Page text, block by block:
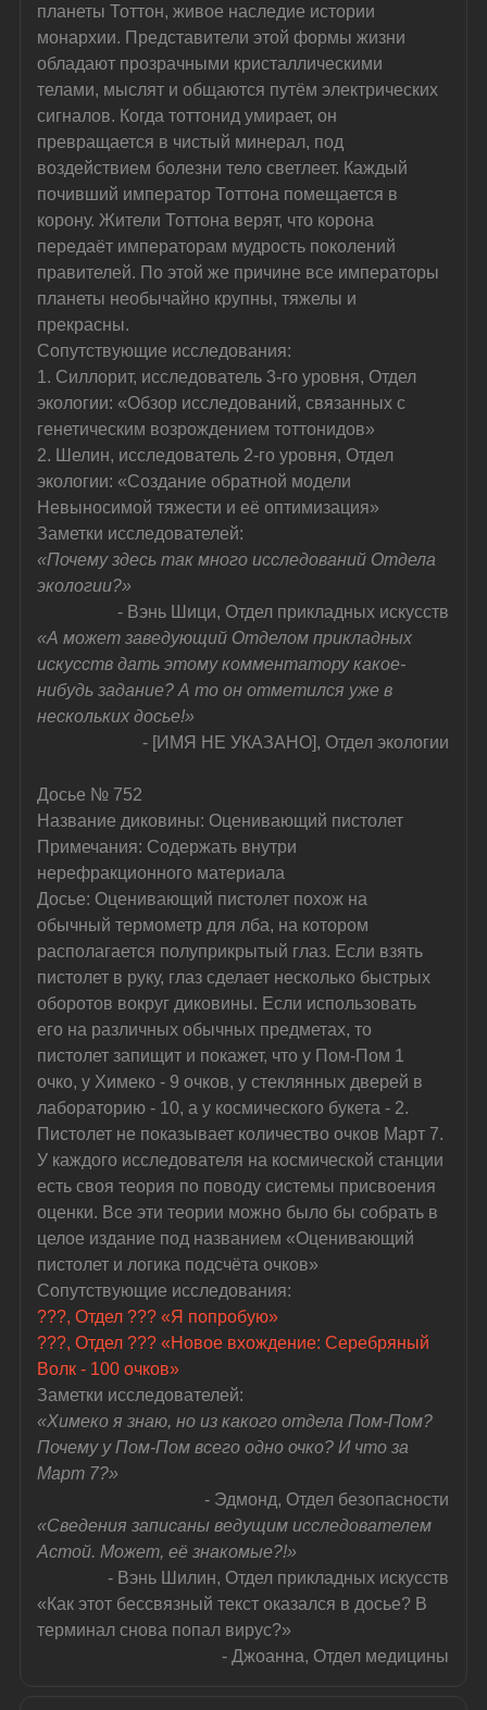
планеты Тоттон, живое наследие истории
монархии. Представители этой формы жизни
обладают прозрачными кристаллическими
телами, мыслят и общаются путём электрических
сигналов. Когда тоттонид умирает, он
превращается в чистый минерал, под
воздействием болезни тело светлеет. Каждый
почивший император Тоттона помещается в
корону. Жители Тоттона верят, что корона
передаёт императорам мудрость поколений
правителей. По этой же причине все императоры
планеты необычайно крупны, тяжелы и
прекрасны.
Сопутствующие исследования:
1. Силлорит, исследователь 3-го уровня, Отдел
экологии: «Обзор исследований, связанных с
генетическим возрождением тоттонидов»
2. Шелин, исследователь 2-го уровня, Отдел
экологии: «Создание обратной модели
Невыносимой тяжести и её оптимизация»
Заметки исследователей:
«Почему здесь так много исследований Отдела
экологии?»
- Вэнь Шици, Отдел прикладных искусств
«А может заведующий Отделом прикладных
искусств дать этому комментатору какое-
нибудь задание? А то он отметился уже в
нескольких досье!»
- [ИМЯ НЕ УКАЗАНО], Отдел экологии
Досье № 752
Название диковины: Оценивающий пистолет
Примечания: Содержать внутри
нерефракционного материала
Досье: Оценивающий пистолет похож на
обычный термометр для лба, на котором
располагается полуприкрытый глаз. Если взять
пистолет в руку, глаз сделает несколько быстрых
оборотов вокруг диковины. Если использовать
его на различных обычных предметах, то
пистолет запищит и покажет, что у Пом-Пом 1
очко, у Химеко - 9 очков, у стеклянных дверей в
лабораторию - 10, а у космического букета - 2.
Пистолет не показывает количество очков Март 7.
У каждого исследователя на космической станции
есть своя теория по поводу системы присвоения
оценки. Все эти теории можно было бы собрать в
целое издание под названием «Оценивающий
пистолет и логика подсчёта очков»
Сопутствующие исследования:
???, Отдел ??? «Я попробую»
???, Отдел ??? «Новое вхождение: Серебряный
Волк - 100 очков»
Заметки исследователей:
«Химеко я знаю, но из какого отдела Пом-Пом?
Почему у Пом-Пом всего одно очко? И что за
Март 7?»
- Эдмонд, Отдел безопасности
«Сведения записаны ведущим исследователем
Астой. Может, её знакомые?!»
- Вэнь Шилин, Отдел прикладных искусств
«Как этот бессвязный текст оказался в досье? В
терминал снова попал вирус?»
- Джоанна, Отдел медицины